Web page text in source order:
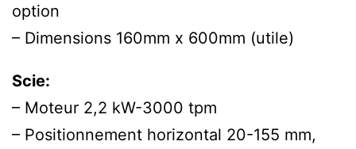
option
– Dimensions 160mm x 600mm (utile)
Scie:
– Moteur 2,2 kW-3000 tpm
– Positionnement horizontal 20-155 mm,